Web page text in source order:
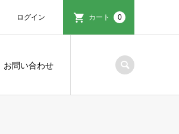
ログイン カート 0
お問い合わせ